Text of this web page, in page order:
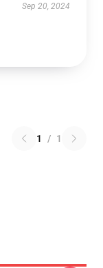
Sep 20, 2024
1 / 1